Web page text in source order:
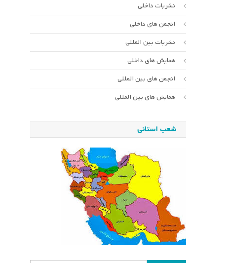
نشریات داخلی
انجمن های داخلی
نشریات بین المللی
همایش های داخلی
انجمن های بین المللی
همایش های بین المللی
شعب استانی